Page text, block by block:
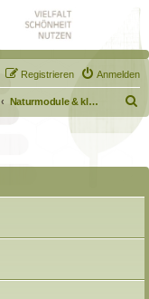
Anmelden
Registrieren
Naturmodule & kleine Biotope
u
h